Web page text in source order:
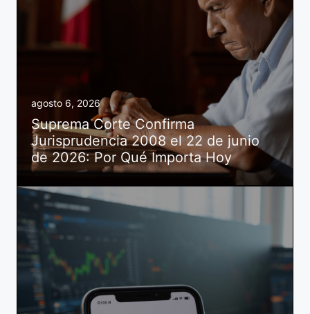
agosto 6, 2026
Suprema Corte Confirma
Jurisprudencia 2008 el 22 de junio
de 2026: Por Qué Importa Hoy